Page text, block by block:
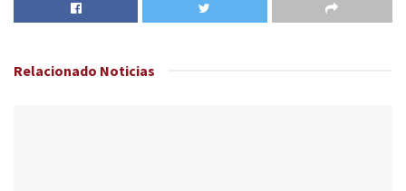
Relacionado Noticias